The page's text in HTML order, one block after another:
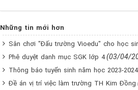
Những tin mới hơn
Sân chơi "Đấu trường Vioedu" cho học
Phê duyệt danh mục SGK lớp 4 (03/04/
Thông báo tuyển sinh năm học 2023-
Đề án vị trí việc làm trường TH Kim Đồng